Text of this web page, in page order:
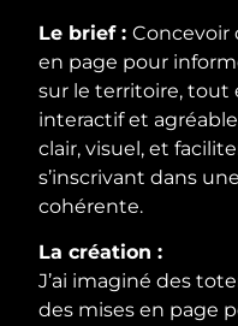
Le brief :Concevoir
en page pour
sur le territoire, tout
interactif et
clair, visuel, et
s’inscrivant dans
cohérente.
La création :
J’ai imaginé des
des mises en page